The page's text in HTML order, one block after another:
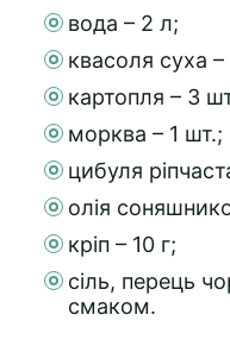
вода – 2 л;
квасоля суха –
картопля – 3
морква – 1 шт.;
цибуля
олія
кріп – 10 г;
сіль, перець
смаком.